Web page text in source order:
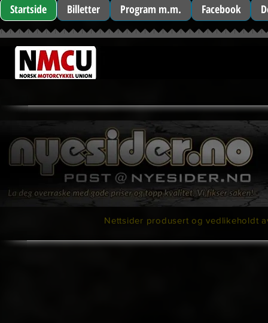
Startside Billetter Program m.m. Facebook
Nettsider produsert og vedlikeholdt